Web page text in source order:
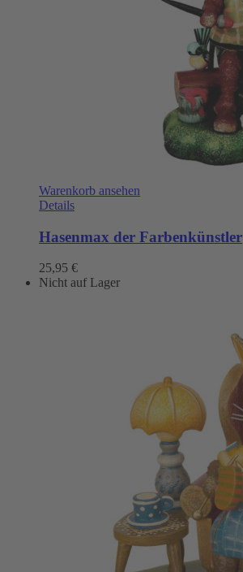
Warenkorb ansehen
Details
Hasenmax der Farbenkünstler
25,95 €
Nicht auf Lager